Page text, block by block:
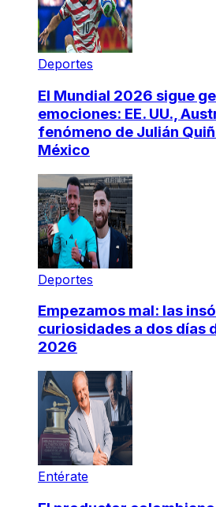
Deportes
El Mundial 2026 sigue
emociones: EE. UU.,
fenómeno de Julián
México
Deportes
Empezamos mal: las
curiosidades a dos días
2026
Entérate